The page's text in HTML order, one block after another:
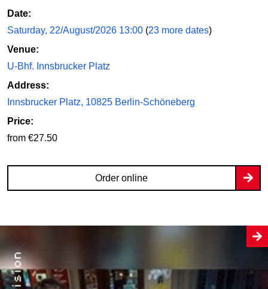
Date:
Saturday, 22/August/2026 13:00 (23 more dates)
Venue:
U-Bhf. Innsbrucker Platz
Address:
Innsbrucker Platz, 10825 Berlin-Schöneberg
Price:
from €27.50
Order online